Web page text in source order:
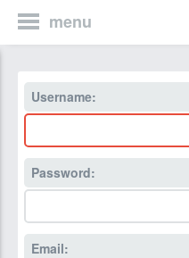
menu
Username:
Password:
Email: